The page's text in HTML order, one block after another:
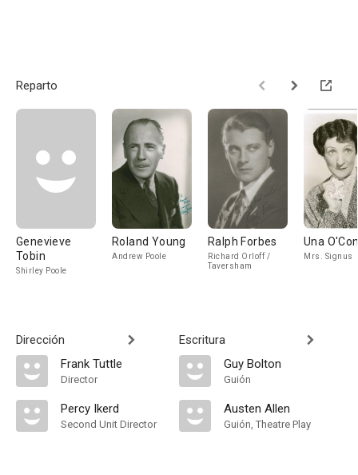
Reparto
Genevieve
Tobin
Shirley Poole
Roland Young
Andrew Poole
Ralph Forbes
Richard Orloff /
Taversham
Una
Mrs. Signus
Dirección
Frank Tuttle
Director
Percy Ikerd
Second Unit Director
Escritura
Guy Bolton
Guión
Austen Allen
Guión, Theatre Play